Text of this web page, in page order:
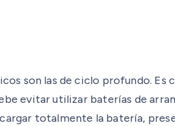
son las de ciclo profundo. Es
evitar utilizar baterías de
totalmente la batería,